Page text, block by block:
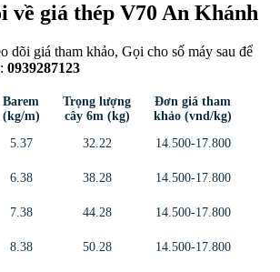
về giá thép V70 An Khánh
dõi giá tham khảo, Gọi cho số máy sau để
0939287123
Barem
(kg/m)
Trọng lượng
cây 6m (kg)
Đơn giá tham
khảo (vnd/kg)
5.37 32.22
14.500-17.800
6.38 38.28
14.500-17.800
7.38 44.28
14.500-17.800
8.38 50.28 14.500-17.800